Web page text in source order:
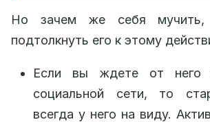
Но зачем же себя
подтолкнуть его к этому
Если вы ждете от него
социальной сети, то
всегда у него на виду.